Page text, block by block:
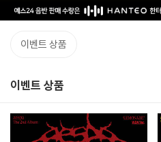
이벤트 상품
이벤트 상품